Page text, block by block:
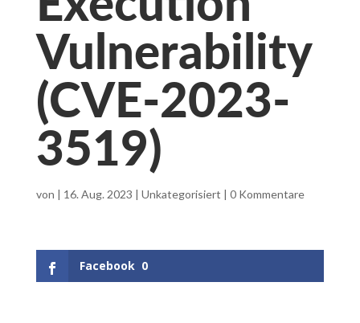
Vulnerability
(CVE-2023-
3519)
von | 16. Aug. 2023 | Unkategorisiert | 0 Kommentare
Facebook 0